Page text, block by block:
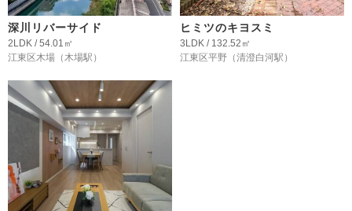
深川リバーサイド
2LDK / 54.01㎡
江東区木場 （木場駅）
ヒミツのキヨスミ
3LDK / 132.52㎡
江東区平野 （清澄白河駅）